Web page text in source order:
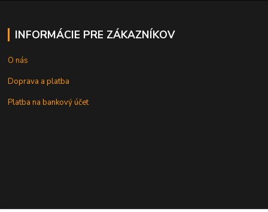
INFORMÁCIE PRE ZÁKAZNÍKOV
O nás
Doprava a platba
Platba na bankový účet